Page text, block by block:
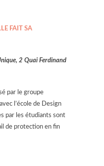
FAIT SA
2 Quai Ferdinand
par le groupe
l’école de Design
par les étudiants sont
de protection en fin